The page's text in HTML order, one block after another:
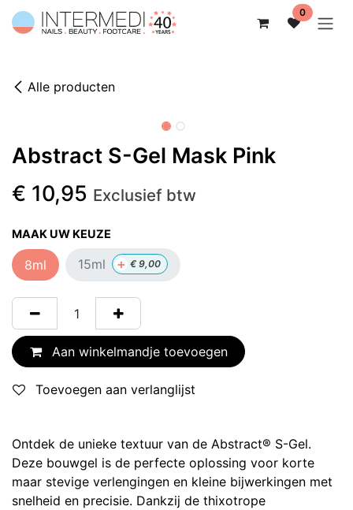
Overslaan naar inhoud 0
Alle producten
Abstract S-Gel Mask Pink
Ontdek de unieke textuur van de Abstract® S-Gel.
Deze bouwgel is de perfecte oplossing voor korte
maar stevige verlengingen en kleine bijwerkingen met
snelheid en precisie. Dankzij de thixotrope
€ 10,95 Exclusief btw
MAAK UW KEUZE
8ml 15ml + €9,00
Aan winkelmandje toevoegen
Toevoegen aan verlanglijst